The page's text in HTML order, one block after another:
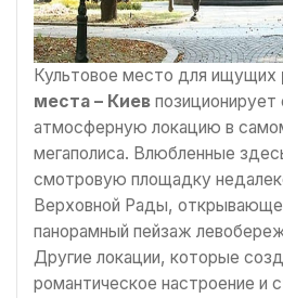
Культовое место для ищущих
места – Киев позиционирует
атмосферную локацию в
мегаполиса. Влюбленные
смотровую площадку
Верховной Рады,
панорамный пейзаж
Другие локации, которые
романтическое настроение и